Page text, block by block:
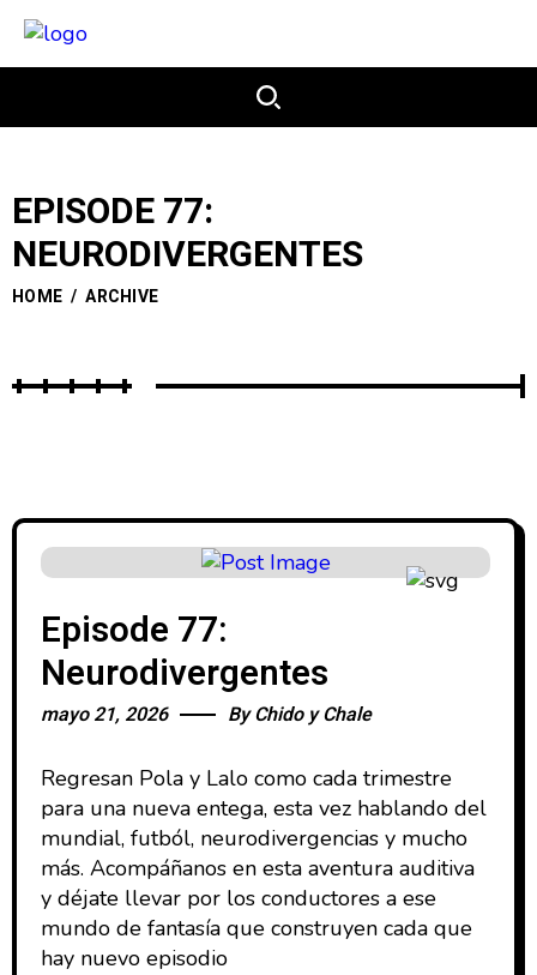
EPISODE 77:
NEURODIVERGENTES
HOME / ARCHIVE
Episode 77:
Neurodivergentes
mayo 21, 2026 ByChido y Chale
Regresan Pola y Lalo como cada trimestre
para una nueva entega, esta vez hablando del
mundial, futból, neurodivergencias y mucho
más. Acompáñanos en esta aventura auditiva
y déjate llevar por los conductores a ese
mundo de fantasía que construyen cada que
hay nuevo episodio